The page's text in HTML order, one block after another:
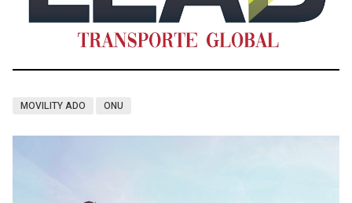
MOVILITY ADO ONU